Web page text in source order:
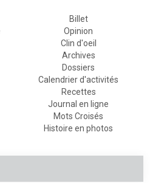
Billet
Opinion
Clin d'oeil
Archives
Dossiers
Calendrier d'activités
Recettes
Journal en ligne
Mots Croisés
Histoire en photos